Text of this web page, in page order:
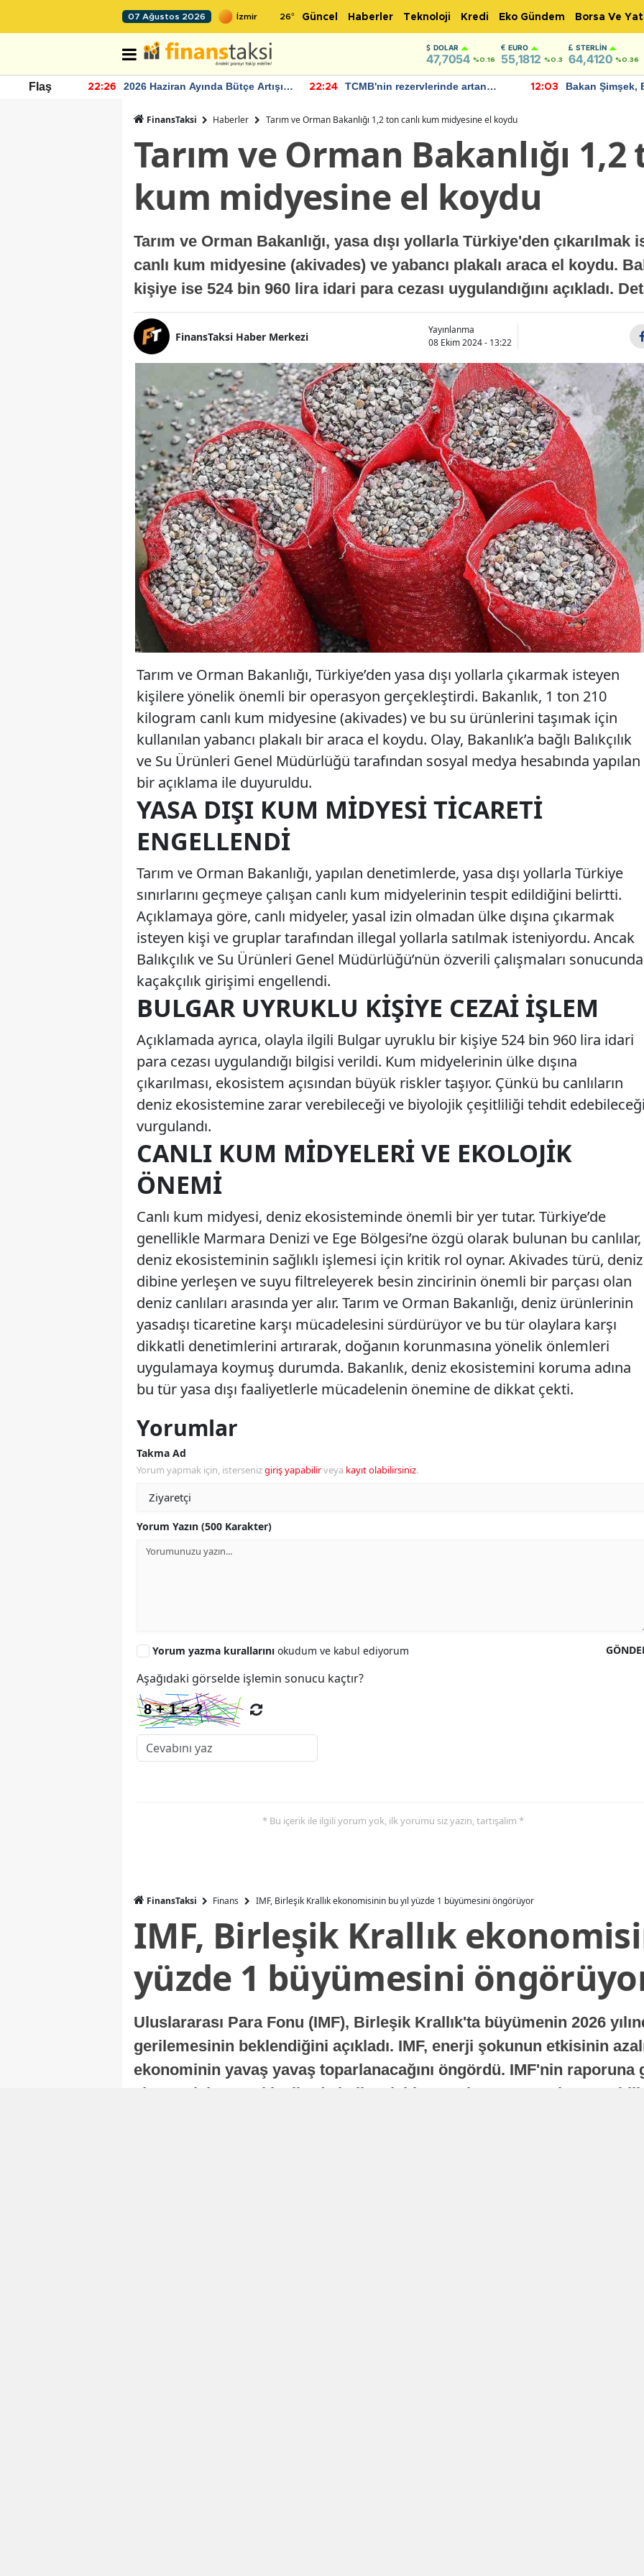
07 Ağustos 2026 26° Güncel Haberler Teknoloji Kredi Eko Gündem Borsa Ve
DOLAR
47,7054 %0.16
EURO
55,1812 %0.3
STERLIN
64,4120 %0.36
Flaş 22:26
2026 Haziran Ayında Bütçe Artışı
22:24
TCMB'nin rezervlerinde artan
12:03
Bakan Şimşek,
FinansTaksi Haberler Tarım ve Orman Bakanlığı 1,2 ton canlı kum midyesine el koydu
Tarım ve Orman Bakanlığı 1,2
kum midyesine el koydu
Tarım ve Orman Bakanlığı, yasa dışı yollarla Türkiye'den
canlı kum midyesine (akivades) ve yabancı plakalı araca el koydu.
kişiye ise 524 bin 960 lira idari para cezası uygulandığını açıkladı.
FinansTaksi Haber Merkezi
Yayınlanma
08 Ekim 2024 - 13:22
Tarım ve Orman Bakanlığı, Türkiye’den yasa dışı yollarla çıkarmak isteyen
kişilere yönelik önemli bir operasyon gerçekleştirdi. Bakanlık, 1 ton 210
kilogram canlı kum midyesine (akivades) ve bu su ürünlerini taşımak için
kullanılan yabancı plakalı bir araca el koydu. Olay, Bakanlık’a bağlı Balıkçılık
ve Su Ürünleri Genel Müdürlüğü tarafından sosyal medya hesabında yapılan
bir açıklama ile duyuruldu.
YASA DIŞI KUM MIDYESI TICARETI
ENGELLENDI
Tarım ve Orman Bakanlığı, yapılan denetimlerde, yasa dışı yollarla Türkiye
sınırlarını geçmeye çalışan canlı kum midyelerinin tespit edildiğini belirtti.
Açıklamaya göre, canlı midyeler, yasal izin olmadan ülke dışına çıkarmak
isteyen kişi ve gruplar tarafından illegal yollarla satılmak isteniyordu. Ancak
Balıkçılık ve Su Ürünleri Genel Müdürlüğü’nün özverili çalışmaları
kaçakçılık girişimi engellendi.
BULGAR UYRUKLU KIŞIYE CEZAI İŞLEM
Açıklamada ayrıca, olayla ilgili Bulgar uyruklu bir kişiye 524 bin 960 lira idari
para cezası uygulandığı bilgisi verildi. Kum midyelerinin ülke dışına
çıkarılması, ekosistem açısından büyük riskler taşıyor. Çünkü bu canlıların
deniz ekosistemine zarar verebileceği ve biyolojik çeşitliliği tehdit
vurgulandı.
CANLI KUM MIDYELERI VE EKOLOJIK
ÖNEMI
Canlı kum midyesi, deniz ekosisteminde önemli bir yer tutar. Türkiye’de
genellikle Marmara Denizi ve Ege Bölgesi’ne özgü olarak bulunan bu canlılar,
deniz ekosisteminin sağlıklı işlemesi için kritik rol oynar. Akivades türü, deniz
dibine yerleşen ve suyu filtreleyerek besin zincirinin önemli bir parçası olan
deniz canlıları arasında yer alır. Tarım ve Orman Bakanlığı, deniz ürünlerinin
yasadışı ticaretine karşı mücadelesini sürdürüyor ve bu tür olaylara karşı
dikkatli denetimlerini artırarak, doğanın korunmasına yönelik önlemleri
uygulamaya koymuş durumda. Bakanlık, deniz ekosistemini koruma adına
bu tür yasa dışı faaliyetlerle mücadelenin önemine de dikkat çekti.
Yorumlar
Takma Ad
Yorum yapmak için, istersenizgiriş yapabilirveya kayıt olabilirsiniz.
Yorum Yazın (500 Karakter)
Yorum yazma kurallarını okudum ve kabul ediyorum
Aşağıdaki görselde işlemin sonucu kaçtır?
* Bu içerik ile ilgili yorum yok, ilk yorumu siz yazın, tartışalım *
FinansTaksi Finans IMF, Birleşik Krallık ekonomisinin bu yıl yüzde 1 büyümesini öngörüyor
IMF, Birleşik Krallık
yüzde 1 büyümesini
Uluslararası Para Fonu (IMF), Birleşik Krallık'ta büyümenin 2026
gerilemesinin beklendiğini açıkladı. IMF, enerji şokunun etkisinin
ekonominin yavaş yavaş toparlanacağını öngördü. IMF'nin raporuna
ekonomisi, sonraki yıllarda istikrarlı bir toparlanma süreci